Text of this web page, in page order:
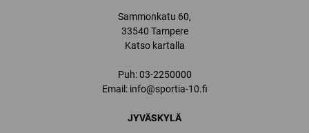
Sammonkatu 60,
33540 Tampere
Katso kartalla
Puh:03-2250000
Email: info@sportia-10.fi
JYVÄSKYLÄ